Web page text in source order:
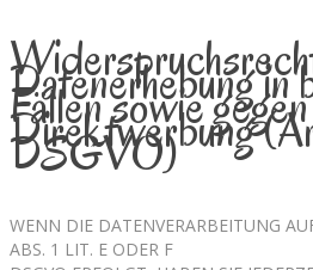
Datenerhebung in
Fällen sowie gegen
Direktwerbung
DSGVO)
WENN DIE DATENVERARBEITUNG
ABS. 1 LIT. E ODER F